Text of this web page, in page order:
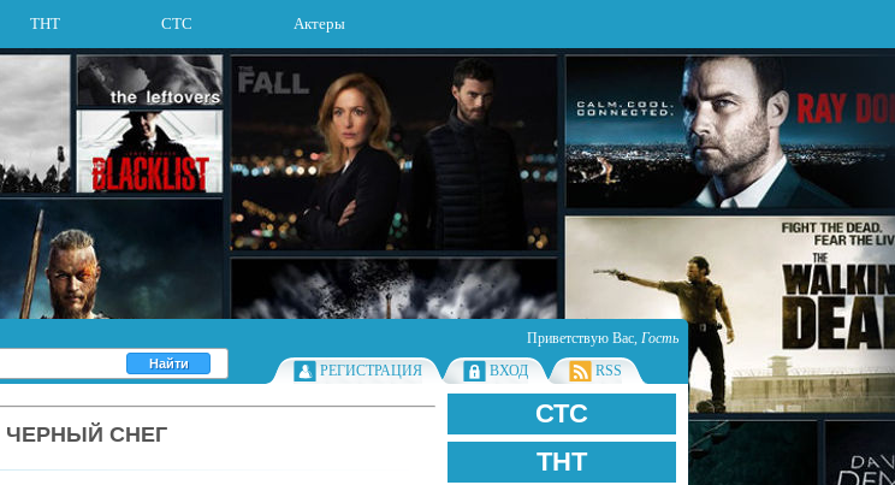
ТНТ СТС Актеры
Приветствую Вас, Гость
РЕГИСТРАЦИЯ
ВХОД RSS
СТС
ТНТ
ЧЕРНЫЙ СНЕГ